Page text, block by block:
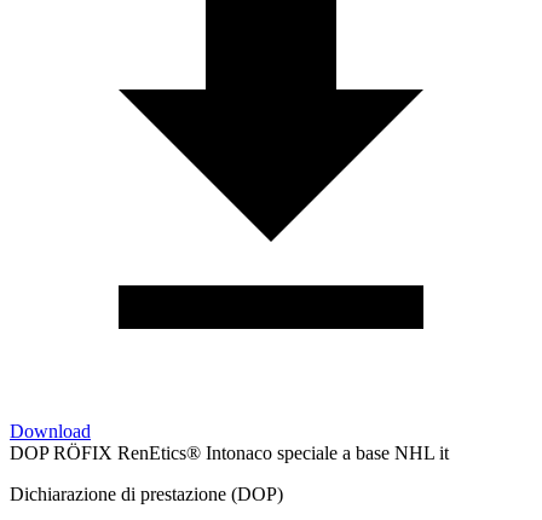
Download
DOP RÖFIX RenEtics® Intonaco speciale a base NHL it
Dichiarazione di prestazione (DOP)